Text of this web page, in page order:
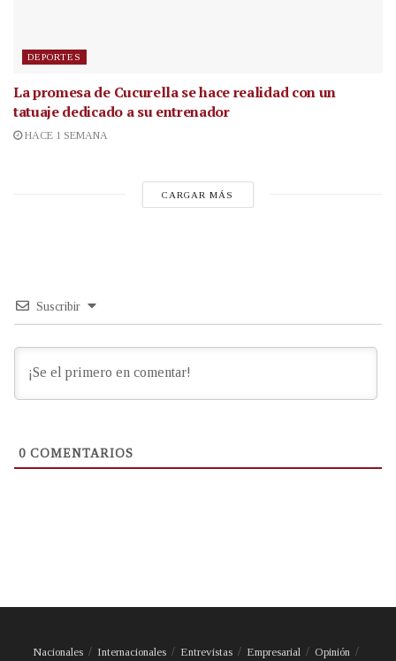
DEPORTES
La promesa de Cucurella se hace realidad con un
tatuaje dedicado a su entrenador
HACE 1 SEMANA
CARGAR MÁS
Suscribir
0 COMENTARIOS
Nacionales Internacionales Entrevistas Empresarial Opinión